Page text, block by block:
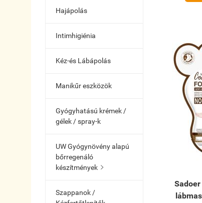
Hajápolás
Intimhigiénia
Kéz-és Lábápolás
Manikűr eszközök
Gyógyhatású krémek /
gélek / spray-k
UW Gyógynövény alapú
bőrregenáló
készítmények 
Szappanok /